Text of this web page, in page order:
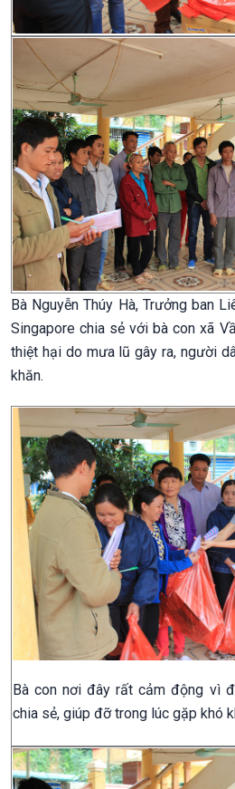
Bà Nguyễn Thúy Hà, Trưởng ban
Singapore chia sẻ với bà con xã
thiệt hại do mưa lũ gây ra, người
khăn.
Bà con nơi đây rất cảm động vì
chia sẻ, giúp đỡ trong lúc gặp khó